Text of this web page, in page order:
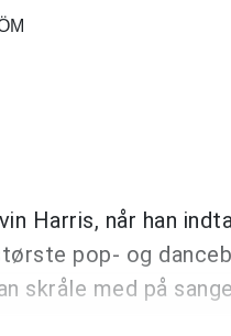
Harris, når han
pop- og
skråle med på